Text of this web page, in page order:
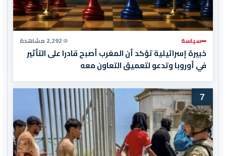
سياسة 2,292 مشاهدة
خبيرة إسرائيلية تؤكد أن المغرب أصبح قادرا على التأثير
في أوروبا وتدعو لتعميق التعاون معه
7